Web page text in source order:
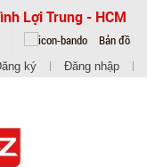
Lợi Trung - HCM
Bản đồ
ký Đăng nhập